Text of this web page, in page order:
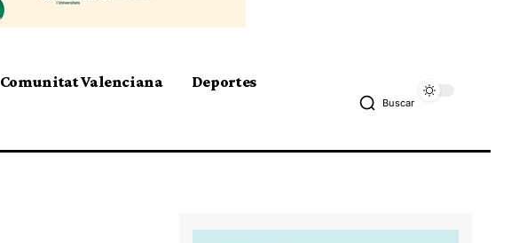
Comunitat Valenciana Deportes
Buscar